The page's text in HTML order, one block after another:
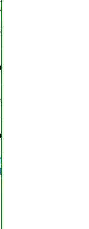
Commentaire de
à